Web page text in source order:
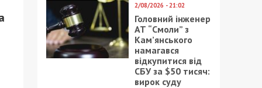
2/08/2026 - 21:02
Головний інженер
АТ “Смоли” з
Кам’янського
намагався
відкупитися від
СБУ за $50 тисяч:
вирок суду